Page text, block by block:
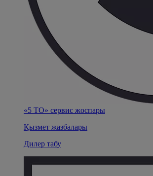
«5 ТО» сервис жоспары
Қызмет жазбалары
Дилер табу